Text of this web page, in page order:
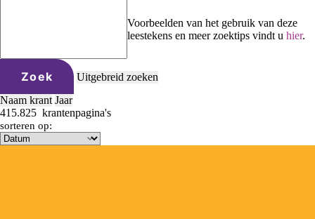
Voorbeelden van het gebruik van deze
leestekens en meer zoektips vindt u hier.
Zoek
Uitgebreid zoeken
Naam krant Jaar
415.825 krantenpagina's
sorteren op: